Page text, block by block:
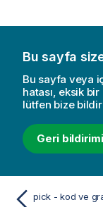
Bu sayfa
Bu sayfa veya
hatası, eksik
lütfen bize
Geri